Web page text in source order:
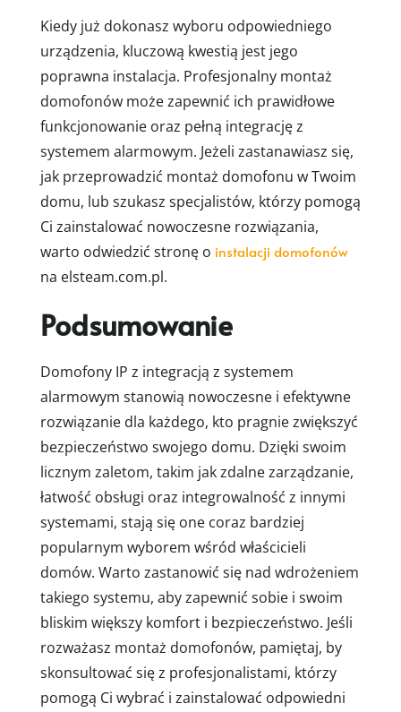
Kiedy już dokonasz wyboru odpowiedniego
urządzenia, kluczową kwestią jest jego
poprawna instalacja. Profesjonalny montaż
domofonów może zapewnić ich prawidłowe
funkcjonowanie oraz pełną integrację z
systemem alarmowym. Jeżeli zastanawiasz się,
jak przeprowadzić montaż domofonu w Twoim
domu, lub szukasz specjalistów, którzy pomogą
Ci zainstalować nowoczesne rozwiązania,
warto odwiedzić stronę o instalacji domofonów
na elsteam.com.pl.
Podsumowanie
Domofony IP z integracją z systemem
alarmowym stanowią nowoczesne i efektywne
rozwiązanie dla każdego, kto pragnie zwiększyć
bezpieczeństwo swojego domu. Dzięki swoim
licznym zaletom, takim jak zdalne zarządzanie,
łatwość obsługi oraz integrowalność z innymi
systemami, stają się one coraz bardziej
popularnym wyborem wśród właścicieli
domów. Warto zastanowić się nad wdrożeniem
takiego systemu, aby zapewnić sobie i swoim
bliskim większy komfort i bezpieczeństwo. Jeśli
rozważasz montaż domofonów, pamiętaj, by
skonsultować się z profesjonalistami, którzy
pomogą Ci wybrać i zainstalować odpowiedni